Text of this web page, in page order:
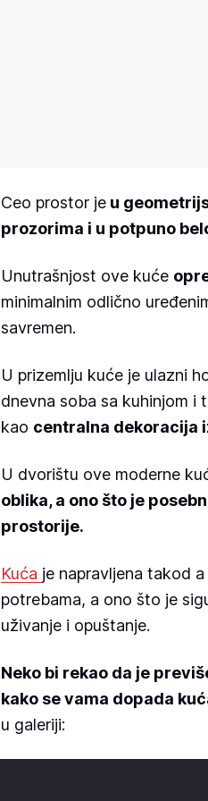
Ceo prostor je u
prozorima i u potpuno
Unutrašnjost ove kuće
minimalnim odlično
savremen.
U prizemlju kuće je ulazni
dnevna soba sa kuhinjom i
kao centralna dekoracija
U dvorištu ove moderne
oblika, a ono što je
prostorije.
Kuća je napravljena takod
potrebama, a ono što je
uživanje i opuštanje.
Neko bi rekao da je
kako se vama dopada
u galeriji: